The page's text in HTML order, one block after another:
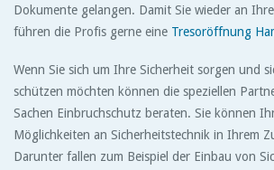
Dokumente gelangen. Damit Sie wieder an
führen die Profis gerne eine Tresoröffnung
Wenn Sie sich um Ihre Sicherheit sorgen und
schützen möchten können die speziellen
Sachen Einbruchschutz beraten. Sie können
Möglichkeiten an Sicherheitstechnik in Ihrem
Darunter fallen zum Beispiel der Einbau von